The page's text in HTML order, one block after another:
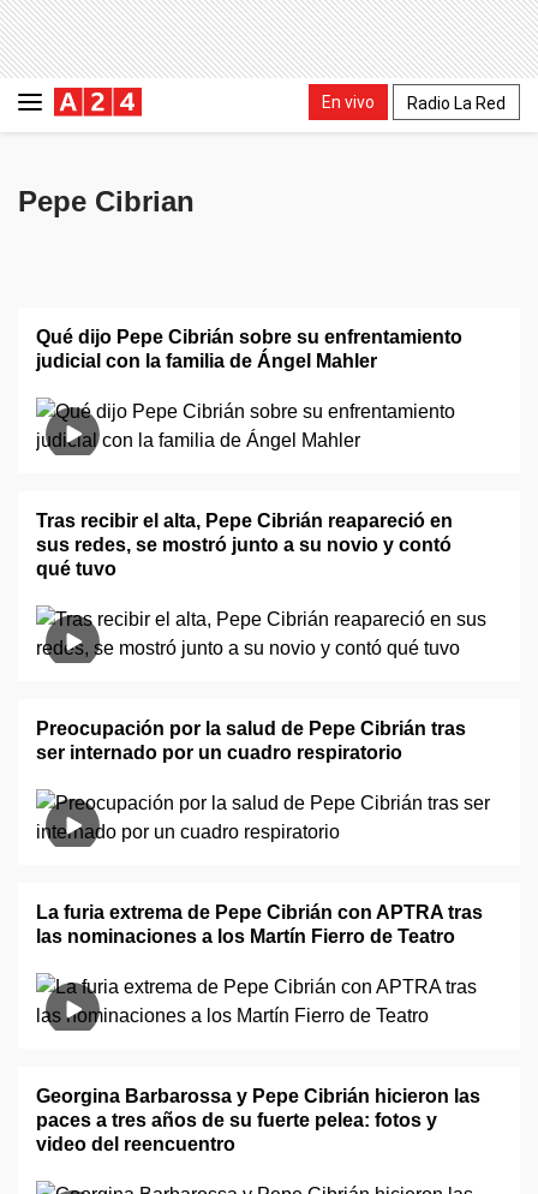
En vivo Radio La Red
Pepe Cibrian
Qué dijo Pepe Cibrián sobre su enfrentamiento
judicial con la familia de Ángel Mahler
Tras recibir el alta, Pepe Cibrián reapareció en
sus redes, se mostró junto a su novio y contó
qué tuvo
Preocupación por la salud de Pepe Cibrián tras
ser internado por un cuadro respiratorio
La furia extrema de Pepe Cibrián con APTRA tras
las nominaciones a los Martín Fierro de Teatro
Georgina Barbarossa y Pepe Cibrián hicieron las
paces a tres años de su fuerte pelea: fotos y
video del reencuentro